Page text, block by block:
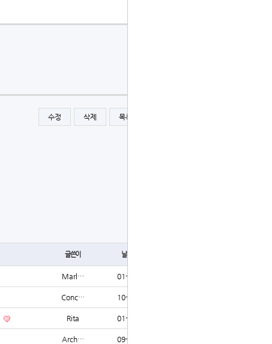
수정 삭제 목록
글쓴이 날짜
Marl… 01-27
Conc… 10-17
Rita 01-07
Arch… 09-06